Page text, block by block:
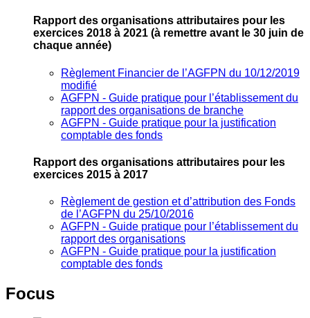
Rapport des organisations attributaires pour les
exercices 2018 à 2021 (à remettre avant le 30 juin de
chaque année)
Règlement Financier de l’AGFPN du 10/12/2019
modifié
AGFPN ‐ Guide pratique pour l’établissement du
rapport des organisations de branche
AGFPN ‐ Guide pratique pour la justification
comptable des fonds
Rapport des organisations attributaires pour les
exercices 2015 à 2017
Règlement de gestion et d’attribution des Fonds
de l’AGFPN du 25/10/2016
AGFPN ‐ Guide pratique pour l’établissement du
rapport des organisations
AGFPN ‐ Guide pratique pour la justification
comptable des fonds
Focus